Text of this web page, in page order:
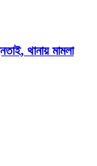
থানায় মামলা